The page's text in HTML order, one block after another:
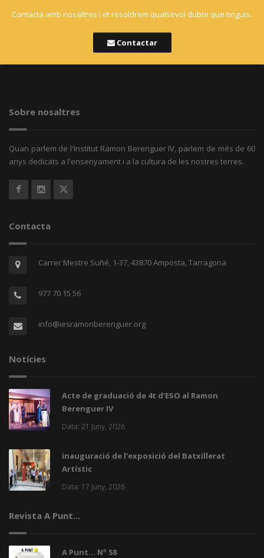
Contacta amb nosaltres i et resoldrem qualsevol dubte que tinguis.
Contactar
Sobre nosaltres
Quan parlem de l'Institut Ramon Berenguer IV, parlem de més de 60
anys dedicats a l'ensenyament i a la cultura de les nostres terres.
Contacta
Carrer Mestre Suñé, 1-37, 43870 Amposta, Tarragona
977 70 15 56
info@iesramonberenguer.org
Notícies
Acte de graduació de 4t d’ESO al Ramon
Berenguer IV
Data: 21 Juny, 2026
inauguració de l’exposició del Batxillerat
Artístic
Data: 17 Juny, 2026
Revista A Punt...
A Punt... Nº 58